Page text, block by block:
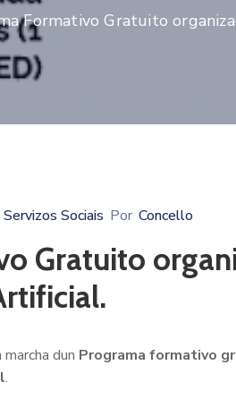
Formativo Gratuito
Servizos Sociais Por Concello
Gratuito
dun Programa formativo
.